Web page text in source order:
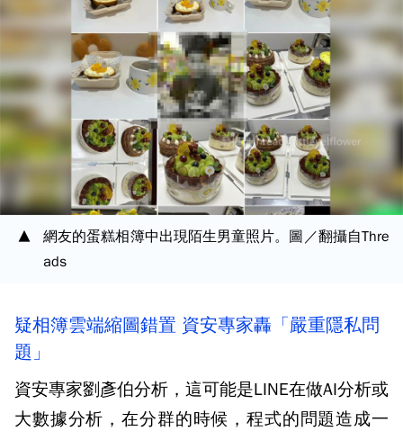
網友的蛋糕相簿中出現陌生男童照片。圖／翻攝自Thre
ads
疑相簿雲端縮圖錯置 資安專家轟「嚴重隱私問
題」
資安專家劉彥伯分析，這可能是LINE在做AI分析或
大數據分析，在分群的時候，程式的問題造成一